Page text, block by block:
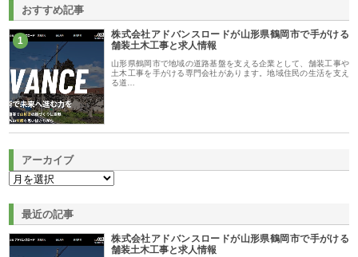
おすすめ記事
1
株式会社アドバンスロードが山形県鶴岡市で手がける
舗装土木工事と求人情報
山形県鶴岡市で地域の道路基盤を支える企業として、舗装工事や
土木工事を手がける専門会社があります。地域住民の生活を支え
る道…
アーカイブ
最近の記事
株式会社アドバンスロードが山形県鶴岡市で手がける
舗装土木工事と求人情報